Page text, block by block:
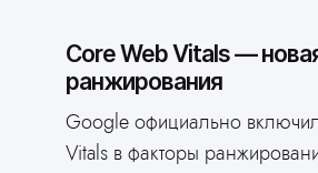
Core Web Vitals —
ранжирования
Google официально
Vitals в факторы